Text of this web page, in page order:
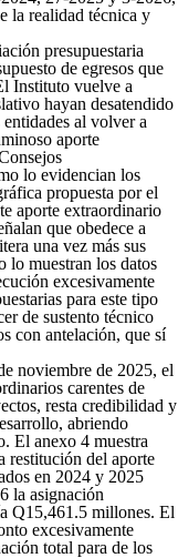
la realidad técnica y
presupuestaria
de egresos que
Instituto vuelve a
hayan desatendido
al volver a
aporte
lo evidencian los
propuesta por el
aporte extraordinario
que obedece a
una vez más sus
lo muestran los datos
excesivamente
para este tipo
de sustento técnico
con antelación, que sí
noviembre de 2025, el
carentes de
resta credibilidad y
abriendo
El anexo 4 muestra
restitución del aporte
en 2024 y 2025
la asignación
Q15,461.5 millones. El
excesivamente
total para de los